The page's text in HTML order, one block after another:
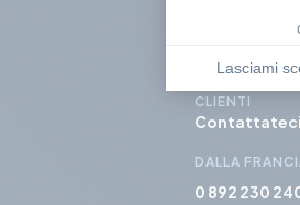
apportare
domande
CONTATTA IL
CLIENTI
Contattateci
DALLA
0 892 230